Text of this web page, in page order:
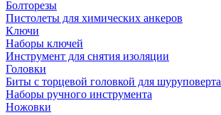
Болторезы
Пистолеты для химических анкеров
Ключи
Наборы ключей
Инструмент для снятия изоляции
Головки
Биты с торцевой головкой для шуруповерта
Наборы ручного инструмента
Ножовки